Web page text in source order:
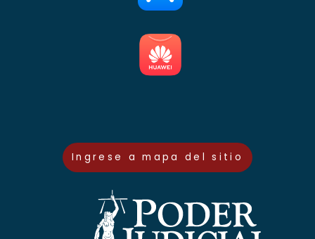
Ingrese a mapa del sitio